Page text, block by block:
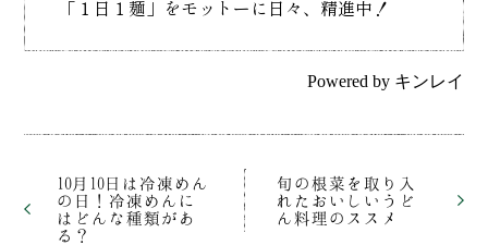
「１日１麺」をモットーに日々、精進中！
Powered by キンレイ
10月10日は冷凍めん
の日！冷凍めんに
はどんな種類があ
る？
旬の根菜を取り入
れたおいしいうど
ん料理のススメ